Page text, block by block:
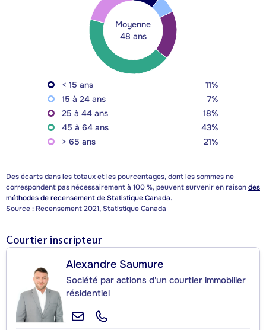
Moyenne
48 ans
< 15 ans
11%
15 à 24 ans
7%
25 à 44 ans
18%
45 à 64 ans
43%
> 65 ans
21%
Des écarts dans les totaux et les pourcentages, dont les sommes ne
correspondent pas nécessairement à 100 %, peuvent survenir en raisondes
méthodes de recensement de Statistique Canada.
Source : Recensement 2021, Statistique Canada
Courtier inscripteur
Alexandre Saumure
Société par actions d'un courtier immobilier
résidentiel